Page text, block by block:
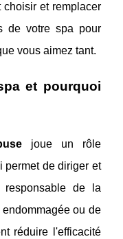
choisir et remplacer
de votre spa pour
vous aimez tant.
et pourquoi
joue un rôle
permet de diriger et
de la
ou de
réduire l'efficacité